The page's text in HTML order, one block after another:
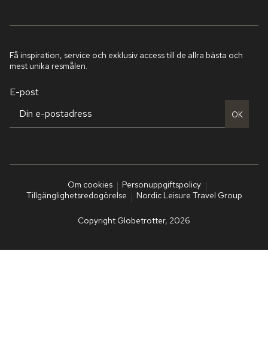
Få inspiration, service och exklusiv access till de allra bästa och
mest unika resmålen.
E-post
OK
Om cookies
Personuppgiftspolicy
Tillgänglighetsredogörelse
Nordic Leisure Travel Group
Copyright Globetrotter, 2026